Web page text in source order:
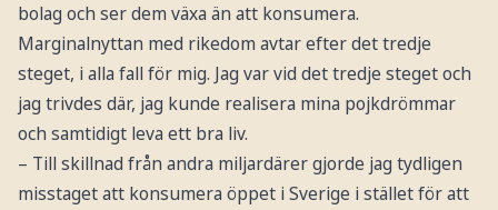
bolag och ser dem växa än att konsumera.
Marginalnyttan med rikedom avtar efter det tredje
steget, i alla fall för mig. Jag var vid det tredje steget och
jag trivdes där, jag kunde realisera mina pojkdrömmar
och samtidigt leva ett bra liv.
– Till skillnad från andra miljardärer gjorde jag tydligen
misstaget att konsumera öppet i Sverige i stället för att